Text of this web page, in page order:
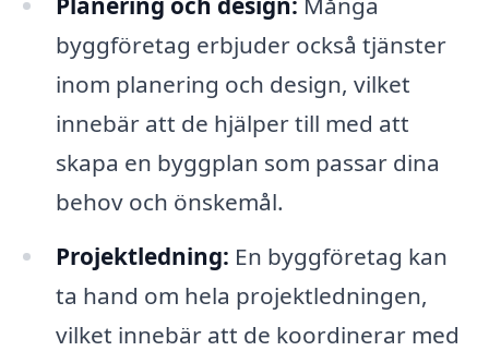
byggföretag erbjuder också tjänster
inom planering och design, vilket
innebär att de hjälper till med att
skapa en byggplan som passar dina
behov och önskemål.
Projektledning: En byggföretag kan
ta hand om hela projektledningen,
vilket innebär att de koordinerar med